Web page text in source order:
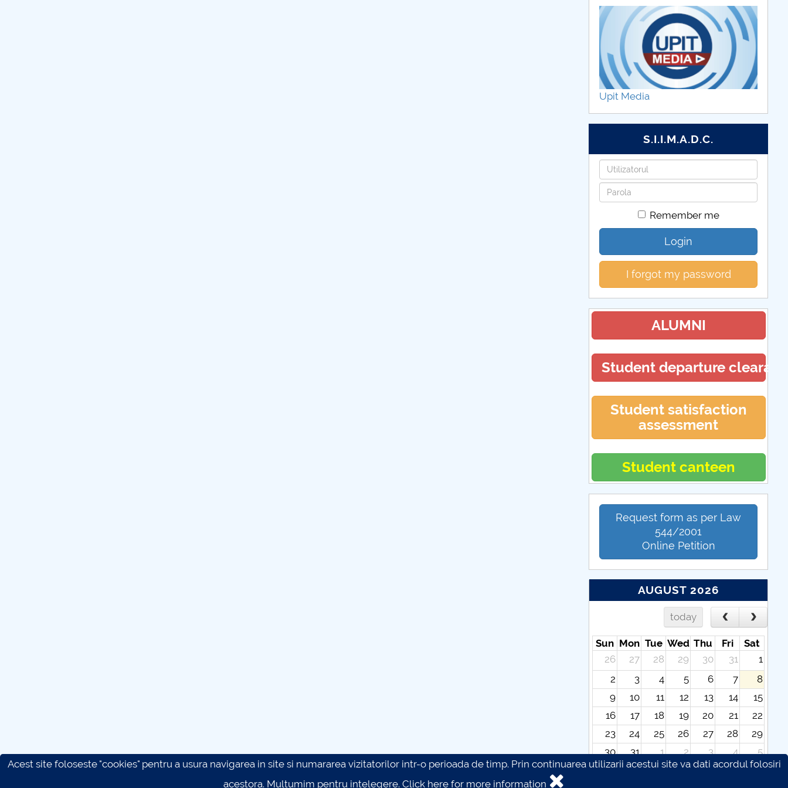
Upit Media
S.I.I.M.A.D.C.
Username
Password
Remember me
Login
I forgot my password
ALUMNI
Student departure
Student satisfaction
assessment
Student canteen
Request form as per Law
544/2001
Online Petition
AUGUST 2026
today
Sun Mon Tue Wed Thu Fri
Sat
26
27 28 29 30 31
1
2
3 4 5 6 7
8
9
10 11 12 13 14
15
16
17 18 19 20 21
22
23
24 25 26 27 28
29
30
31 1 2 3 4
5
Acest site foloseste "cookies" pentru a usura navigarea in site si numararea vizitatorilor intr-o perioada de timp. Prin continuarea utilizarii acestui site va dati acordul folosiri
acestora. Multumim pentru intelegere. Click here for more information